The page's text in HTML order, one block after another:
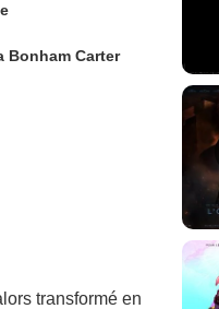
Bonham Carter
transformé en